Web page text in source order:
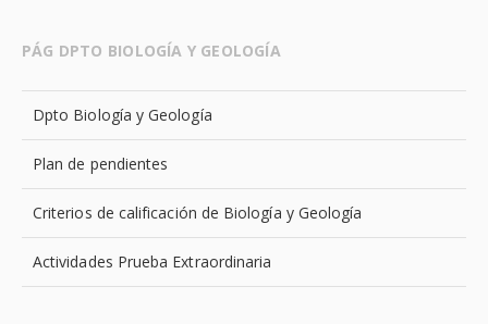
PÁG DPTO BIOLOGÍA Y GEOLOGÍA
Dpto Biología y Geología
Plan de pendientes
Criterios de calificación de Biología y Geología
Actividades Prueba Extraordinaria